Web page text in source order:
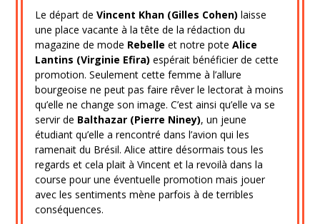
2023
Le départ de Vincent Khan (Gilles Cohen) laisse
une place vacante à la tête de la rédaction du
magazine de mode Rebelle et notre pote Alice
Lantins (Virginie Efira) espérait bénéficier de cette
promotion. Seulement cette femme à l’allure
bourgeoise ne peut pas faire rêver le lectorat à moins
qu’elle ne change son image. C’est ainsi qu’elle va se
servir de Balthazar (Pierre Niney), un jeune
étudiant qu’elle a rencontré dans l’avion qui les
ramenait du Brésil. Alice attire désormais tous les
regards et cela plait à Vincent et la revoilà dans la
course pour une éventuelle promotion mais jouer
avec les sentiments mène parfois à de terribles
conséquences.